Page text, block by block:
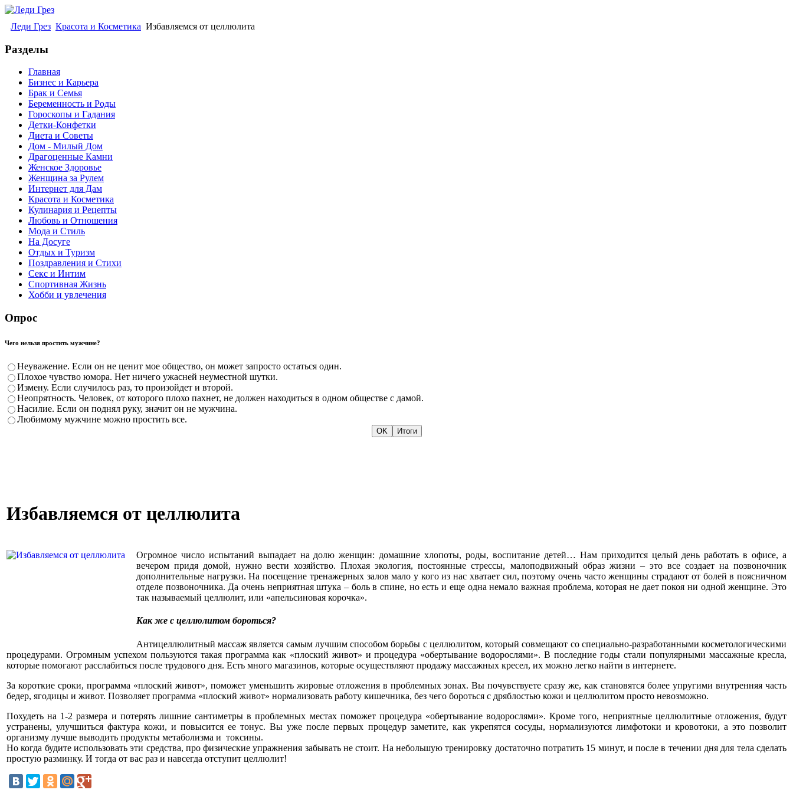
Леди Грез Красота и Косметика Избавляемся от целлюлита
Разделы
Главная
Бизнес и Карьера
Брак и Семья
Беременность и Роды
Гороскопы и Гадания
Детки-Конфетки
Диета и Советы
Дом - Милый Дом
Драгоценные Камни
Женское Здоровье
Женщина за Рулем
Интернет для Дам
Красота и Косметика
Кулинария и Рецепты
Любовь и Отношения
Мода и Стиль
На Досуге
Отдых и Туризм
Поздравления и Стихи
Секс и Интим
Спортивная Жизнь
Хобби и увлечения
Опрос
Чего нельзя простить мужчине?
Неуважение. Если он не ценит мое общество, он может запросто остаться один.
Плохое чувство юмора. Нет ничего ужасней неуместной шутки.
Измену. Если случилось раз, то произойдет и второй.
Неопрятность. Человек, от которого плохо пахнет, не должен находиться в одном обществе с дамой.
Насилие. Если он поднял руку, значит он не мужчина.
Любимому мужчине можно простить все.
Избавляемся от целлюлита
Огромное число испытаний выпадает на долю женщин: домашние хлопоты, роды, воспитание детей… Нам приходится целый день работать в офисе, а
вечером придя домой, нужно вести хозяйство. Плохая экология, постоянные стрессы, малоподвижный образ жизни – это все создает на позвоночник
дополнительные нагрузки. На посещение тренажерных залов мало у кого из нас хватает сил, поэтому очень часто женщины страдают от болей в поясничном
отделе позвоночника. Да очень неприятная штука – боль в спине, но есть и еще одна немало важная проблема, которая не дает покоя ни одной женщине. Это
так называемый целлюлит, или «апельсиновая корочка».
Как же с целлюлитом бороться?
Антицеллюлитный массаж является самым лучшим способом борьбы с целлюлитом, который совмещают со специально-разработанными косметологическими
процедурами. Огромным успехом пользуются такая программа как «плоский живот» и процедура «обертывание водорослями». В последние годы стали популярными массажные кресла,
которые помогают расслабиться после трудового дня. Есть много магазинов, которые осуществляют продажу массажных кресел, их можно легко найти в интернете.
За короткие сроки, программа «плоский живот», поможет уменьшить жировые отложения в проблемных зонах. Вы почувствуете сразу же, как становятся более упругими внутренняя часть
бедер, ягодицы и живот. Позволяет программа «плоский живот» нормализовать работу кишечника, без чего бороться с дряблостью кожи и целлюлитом просто невозможно.
Похудеть на 1-2 размера и потерять лишние сантиметры в проблемных местах поможет процедура «обертывание водорослями». Кроме того, неприятные целлюлитные отложения, будут
устранены, улучшиться фактура кожи, и повысится ее тонус. Вы уже после первых процедур заметите, как укрепятся сосуды, нормализуются лимфотоки и кровотоки, а это позволит
организму лучше выводить продукты метаболизма и токсины.
Но когда будите использовать эти средства, про физические упражнения забывать не стоит. На небольшую тренировку достаточно потратить 15 минут, и после в течении дня для тела сделать
простую разминку. И тогда от вас раз и навсегда отступит целлюлит!